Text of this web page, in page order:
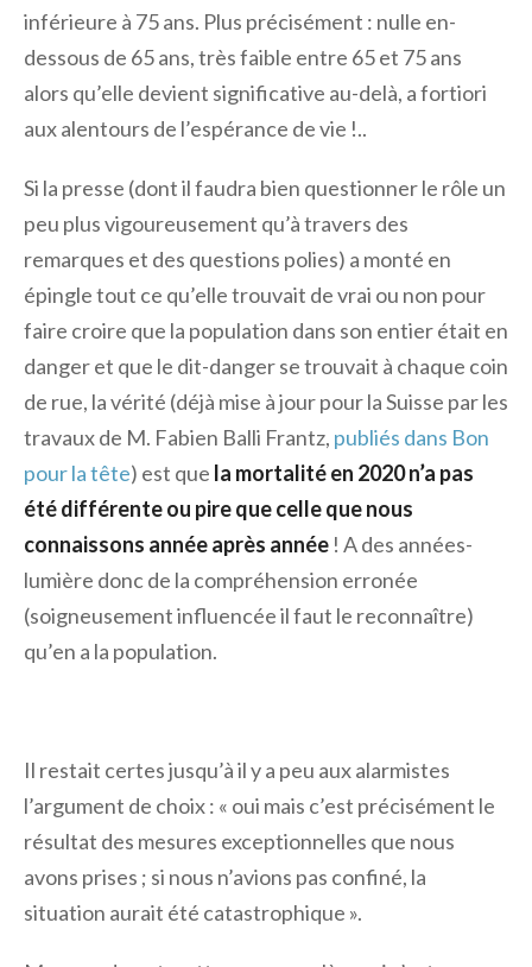
inférieure à 75 ans. Plus précisément : nulle en-
dessous de 65 ans, très faible entre 65 et 75 ans
alors qu’elle devient significative au-delà, a fortiori
aux alentours de l’espérance de vie !..
Si la presse (dont il faudra bien questionner le rôle un
peu plus vigoureusement qu’à travers des
remarques et des questions polies) a monté en
épingle tout ce qu’elle trouvait de vrai ou non pour
faire croire que la population dans son entier était en
danger et que le dit-danger se trouvait à chaque coin
de rue, la vérité (déjà mise à jour pour la Suisse par les
travaux de M. Fabien Balli Frantz, publiés dans Bon
pour la tête) est que la mortalité en 2020 n’a pas
été différente ou pire que celle que nous
connaissons année après année ! A des années-
lumière donc de la compréhension erronée
(soigneusement influencée il faut le reconnaître)
qu’en a la population.
Il restait certes jusqu’à il y a peu aux alarmistes
l’argument de choix : « oui mais c’est précisément le
résultat des mesures exceptionnelles que nous
avons prises ; si nous n’avions pas confiné, la
situation aurait été catastrophique ».